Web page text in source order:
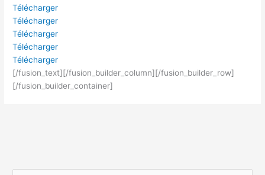
Télécharger
Télécharger
Télécharger
Télécharger
Télécharger
[/fusion_text][/fusion_builder_column][/fusion_builder_row]
[/fusion_builder_container]